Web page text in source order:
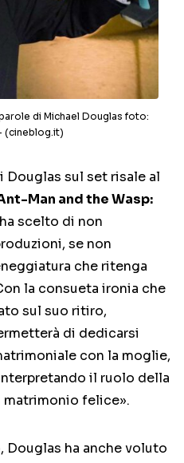
di Michael Douglas foto:
(cineblog.it)
Douglas sul set risale al
Man and the Wasp:
scelto di non
se non
che ritenga
la consueta ironia che
sul suo ritiro,
di dedicarsi
con la moglie,
il ruolo della
matrimonio felice».
Douglas ha anche voluto